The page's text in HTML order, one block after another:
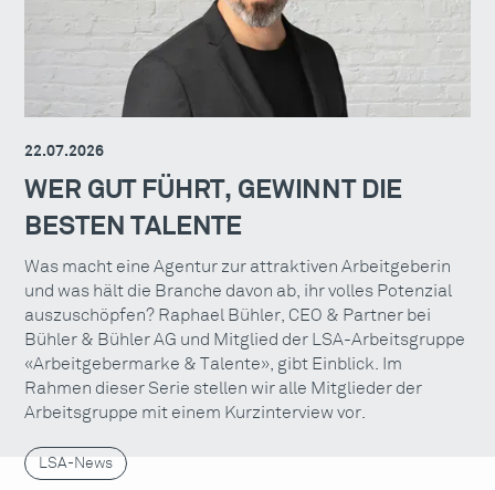
22.07.2026
WER GUT FÜHRT, GEWINNT DIE
BESTEN TALENTE
Was macht eine Agentur zur attraktiven Arbeitgeberin
und was hält die Branche davon ab, ihr volles Potenzial
auszuschöpfen? Raphael Bühler, CEO & Partner bei
Bühler & Bühler AG und Mitglied der LSA-Arbeitsgruppe
«Arbeitgebermarke & Talente», gibt Einblick. Im
Rahmen dieser Serie stellen wir alle Mitglieder der
Arbeitsgruppe mit einem Kurzinterview vor.
LSA-News